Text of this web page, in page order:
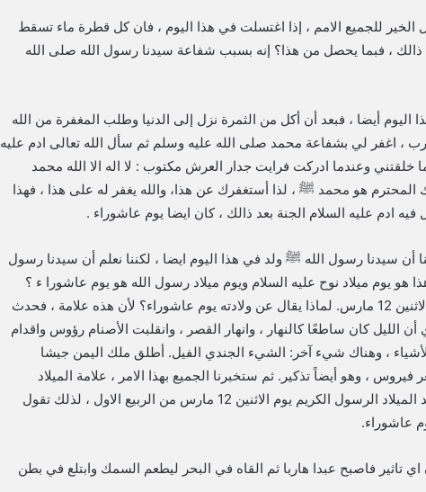
الخير للجميع الامم ، إذا اغتسلت في هذا اليوم ، فان كل قطرة ماء تسقط
ذالك ، فبما يحصل من هذا؟ إنه بسبب شفاعة سيدنا رسول الله صلى الله
اليوم أيضا ، فبعد أن أكل من الثمرة نزل إلى الدنيا وطلب المغفرة من الله
رب ، اغفر لي بشفاعة محمد صلى الله عليه وسلم ثم سأل الله تعالى ادم عليه
وعندما ادركت فرايت جدار العرش مكتوب : لا اله الا الله محمد
المحترم هو محمد ﷺ ، لذا أستغفرك عن هذا، والله يغفر له على هذا ، فهذا
ادم عليه السلام الجنة بعد ذالك ، كان ايضا يوم عاشوراء .
أن سيدنا رسول الله ﷺ ولد في هذا اليوم ايضا ، لكننا نعلم أن سيدنا رسول
ان هذا هو يوم ميلاد نوح عليه السلام ويوم ميلاد رسول الله هو يوم عاشورا ء ؟
متى ولد سيدنا رسول الله ؟ الولادة في هذا اليوم الاثنين 12 مارس. لماذا يقال عن ولادته يوم عاشوراء؟ لأن هذه علامة ، فحدث
الليل كان ساطعًا كالنهار ، وانهار القصر ، وانقلبت الأصنام رؤوس واقدام
، وهناك شيء آخر: الشيء الجندي الفيل. أطلق ملك اليمن جيشا
، وهو أيضاً تذكير. ثم ستخبرنا الجميع بهذا الامر ، علامة الميلاد
الرسول الكريم ظهرت في يوم عاشوراء ، وكان عيد الميلاد الرسول الكريم يوم الاثنين 12 مارس من الربيع الاول ، لذلك تقول
عاشوراء.
تاثير فاصبح عبدا هاربا ثم القاه في البحر ليطعم السمك وابتلع في بطن